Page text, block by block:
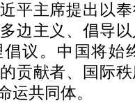
平主席提出以
边主义、倡导
议。中国将始
贡献者、国际
运共同体。